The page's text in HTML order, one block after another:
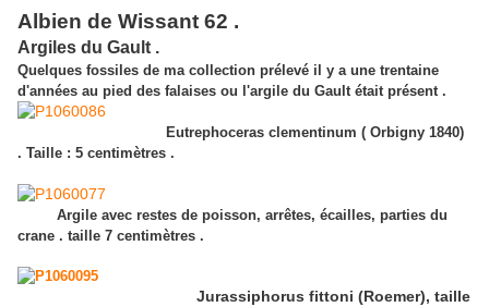
Albien de Wissant 62 .
Argiles du Gault .
Quelques fossiles de ma collection prélevé il y a une trentaine
d'années au pied des falaises ou l'argile du Gault était présent .
Eutrephoceras clementinum ( Orbigny 1840)
. Taille : 5 centimètres .
Argile avec restes de poisson, arrêtes, écailles, parties du
crane . taille 7 centimètres .
Jurassiphorus fittoni (Roemer), taille